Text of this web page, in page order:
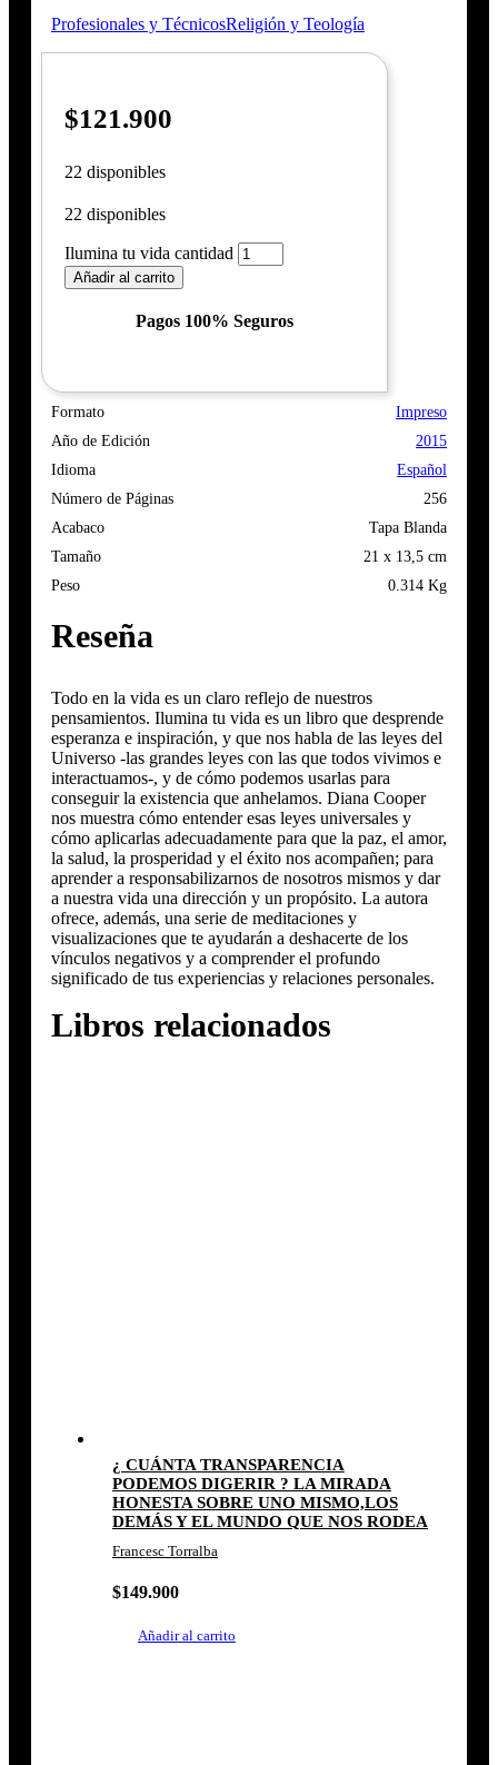
Profesionales y TécnicosReligión y Teología
$121.900
22 disponibles
22 disponibles
Ilumina tu vida cantidad
Añadir al carrito
Pagos 100% Seguros
Formato
Impreso
Año de Edición
2015
Idioma
Español
Número de Páginas
256
Acabaco
Tapa Blanda
Tamaño
21 x 13,5 cm
Peso
0.314 Kg
Reseña
Todo en la vida es un claro reflejo de nuestros
pensamientos. Ilumina tu vida es un libro que desprende
esperanza e inspiración, y que nos habla de las leyes del
Universo -las grandes leyes con las que todos vivimos e
interactuamos-, y de cómo podemos usarlas para
conseguir la existencia que anhelamos. Diana Cooper
nos muestra cómo entender esas leyes universales y
cómo aplicarlas adecuadamente para que la paz, el amor,
la salud, la prosperidad y el éxito nos acompañen; para
aprender a responsabilizarnos de nosotros mismos y dar
a nuestra vida una dirección y un propósito. La autora
ofrece, además, una serie de meditaciones y
visualizaciones que te ayudarán a deshacerte de los
vínculos negativos y a comprender el profundo
significado de tus experiencias y relaciones personales.
Libros relacionados
¿ CUÁNTA TRANSPARENCIA
PODEMOS DIGERIR ? LA MIRADA
HONESTA SOBRE UNO MISMO,LOS
DEMÁS Y EL MUNDO QUE NOS RODEA
Francesc Torralba
$149.900
Añadir al carrito